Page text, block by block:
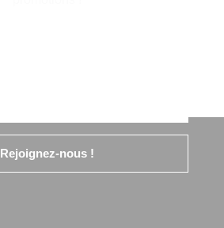
Rejoignez-nous !